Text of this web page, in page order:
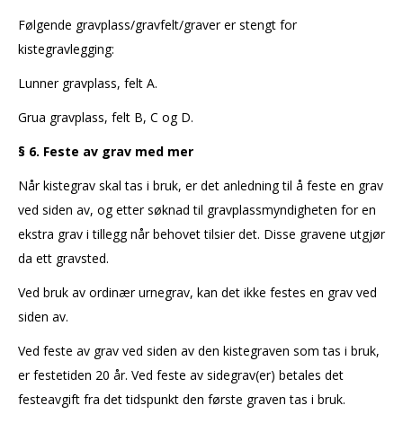
Følgende gravplass/gravfelt/graver er stengt for
kistegravlegging:
Lunner gravplass, felt A.
Grua gravplass, felt B, C og D.
§ 6. Feste av grav med mer
Når kistegrav skal tas i bruk, er det anledning til å feste en grav
ved siden av, og etter søknad til gravplassmyndigheten for en
ekstra grav i tillegg når behovet tilsier det. Disse gravene utgjør
da ett gravsted.
Ved bruk av ordinær urnegrav, kan det ikke festes en grav ved
siden av.
Ved feste av grav ved siden av den kistegraven som tas i bruk,
er festetiden 20 år. Ved feste av sidegrav(er) betales det
festeavgift fra det tidspunkt den første graven tas i bruk.